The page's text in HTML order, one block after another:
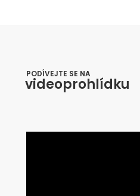
PODÍVEJTE SE NA
videoprohlídku